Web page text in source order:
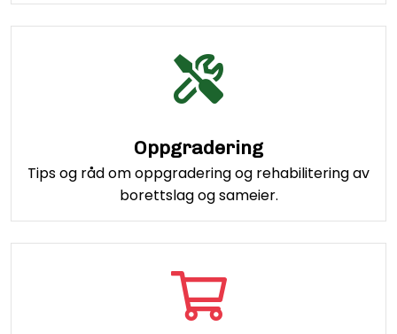
Oppgradering
Tips og råd om oppgradering og rehabilitering av
borettslag og sameier.